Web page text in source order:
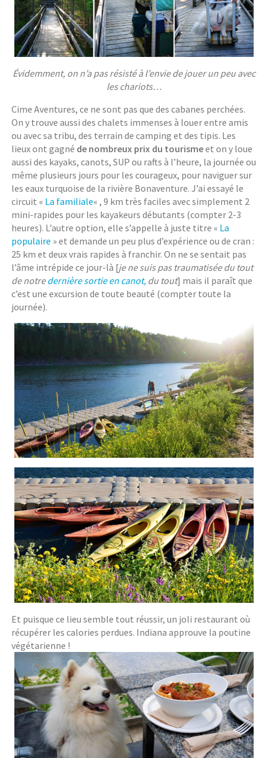
Évidemment, on n’a pas résisté à l’envie de jouer un peu avec
les chariots…
Cime Aventures, ce ne sont pas que des cabanes perchées.
On y trouve aussi des chalets immenses à louer entre amis
ou avec sa tribu, des terrain de camping et des tipis. Les
lieux ont gagné de nombreux prix du tourismeet on y loue
aussi des kayaks, canots, SUP ou rafts à l’heure, la journée ou
même plusieurs jours pour les courageux, pour naviguer sur
les eaux turquoise de la rivière Bonaventure. J’ai essayé le
circuit « La familiale« , 9 km très faciles avec simplement 2
mini-rapides pour les kayakeurs débutants (compter 2-3
heures). L’autre option, elle s’appelle à juste titre « La
populaire » et demande un peu plus d’expérience ou de cran :
25 km et deux vrais rapides à franchir. On ne se sentait pas
l’âme intrépide ce jour-là [je ne suis pas traumatisée du tout
de notredernière sortie en canot, du tout] mais il paraît que
c’est une excursion de toute beauté (compter toute la
journée).
Et puisque ce lieu semble tout réussir, un joli restaurant où
récupérer les calories perdues. Indiana approuve la poutine
végétarienne !